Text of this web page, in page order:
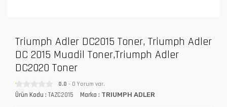
Triumph Adler DC2015 Toner, Triumph Adler
DC 2015 Muadil Toner,Triumph Adler
DC2020 Toner
0.0 - 0 Yorum var.
Ürün Kodu : TAZC2015 Marka : TRIUMPH ADLER